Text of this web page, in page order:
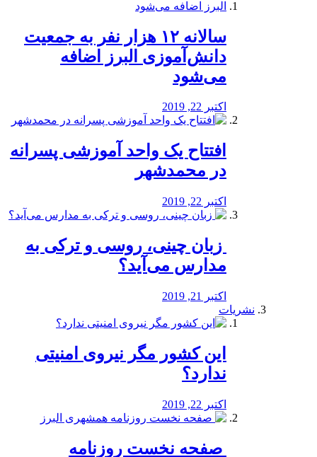
️سالانه ۱۲ هزار نفر به جمعیت
دانش‌آموزی البرز اضافه
می‌شود
اکتبر 22, 2019
افتتاح یک واحد آموزشی پسرانه
در محمدشهر
اکتبر 22, 2019
️ زبان چینی، روسی و ترکی به
مدارس می‌آید؟
اکتبر 21, 2019
نشریات
این کشور مگر نیروی امنیتی
ندارد؟
اکتبر 22, 2019
️ صفحه نخست روزنامه‌